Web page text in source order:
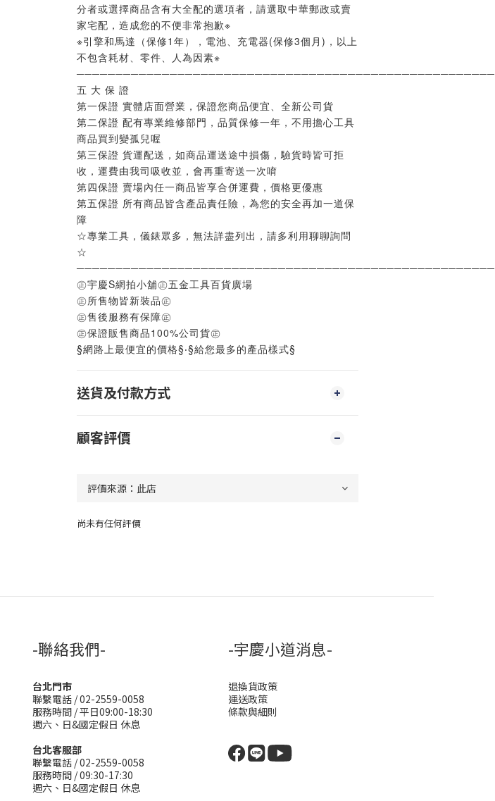
分者或選擇商品含有大全配的選項者，請選取中華郵政或賣
家宅配，造成您的不便非常抱歉※
※引擎和馬達（保修1年），電池、充電器(保修3個月)，以上
不包含耗材、零件、人為因素※
五 大 保 證
第一保證 實體店面營業，保證您商品便宜、全新公司貨
第二保證 配有專業維修部門，品質保修一年，不用擔心工具
商品買到變孤兒喔
第三保證 貨運配送，如商品運送途中損傷，驗貨時皆可拒
收，運費由我司吸收並，會再重寄送一次唷
第四保證 賣場內任一商品皆享合併運費，價格更優惠
第五保證 所有商品皆含產品責任險，為您的安全再加一道保
障
☆專業工具，儀錶眾多，無法詳盡列出，請多利用聊聊詢問
☆
㊣宇慶S網拍小舖㊣五金工具百貨廣場
㊣所售物皆新裝品㊣
㊣售後服務有保障㊣
㊣保證販售商品100%公司貨㊣
§網路上最便宜的價格§‧§給您最多的產品樣式§
送貨及付款方式
顧客評價
尚未有任何評價
-聯絡我們-
台北門市
聯繫電話 / 02-2559-0058
服務時間 / 平日09:00-18:30
週六、日&國定假日 休息
台北客服部
聯繫電話 / 02-2559-0058
服務時間 / 09:30-17:30
週六、日&國定假日 休息
-宇慶小道消息-
退換貨政策
運送政策
條款與細則